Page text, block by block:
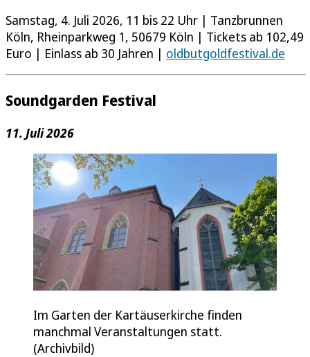
Samstag, 4. Juli 2026, 11 bis 22 Uhr | Tanzbrunnen
Köln, Rheinparkweg 1, 50679 Köln | Tickets ab 102,49
Euro | Einlass ab 30 Jahren | oldbutgoldfestival.de
Soundgarden Festival
11. Juli 2026
Im Garten der Kartäuserkirche finden
manchmal Veranstaltungen statt.
(Archivbild)